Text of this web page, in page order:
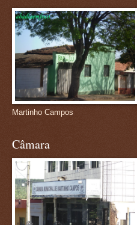
Martinho Campos
Câmara